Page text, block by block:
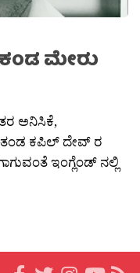
ಮೇರು
ಅನಿಸಿಕೆ,
ತಂಡ ಕಪಿಲ್ ದೇವ್ ರ
ಇಂಗ್ಲೆಂಡ್ ನಲ್ಲಿ